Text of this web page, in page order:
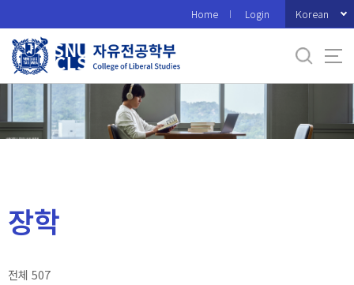
로
메
Home Login Korean
장학
전체 507